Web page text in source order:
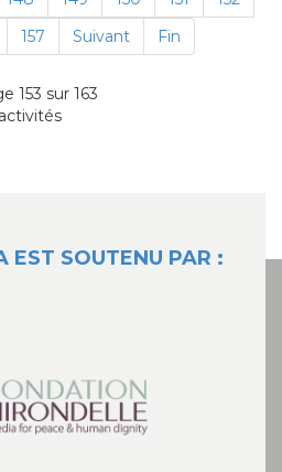
157 Suivant Fin
153 sur 163
EST SOUTENU PAR :